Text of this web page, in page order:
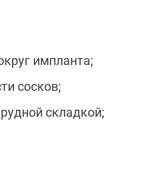
импланта;
сосков;
складкой;